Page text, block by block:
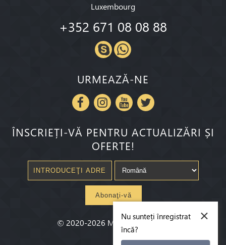
Luxembourg
+352 671 08 08 88
URMEAZĂ-NE
ÎNSCRIEȚI-VĂ PENTRU ACTUALIZĂRI ȘI
OFERTE!
Abonaţi-vă
© 2020-2026 Millenium State® ×
Nu sunteți înregistrat
încă?